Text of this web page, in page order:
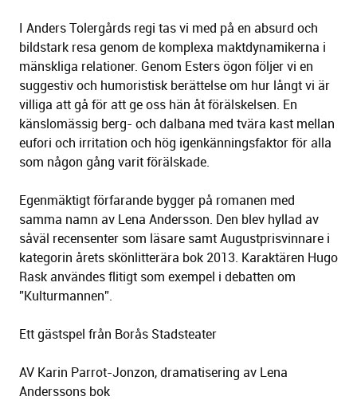
I Anders Tolergårds regi tas vi med på en absurd och
bildstark resa genom de komplexa maktdynamikerna i
mänskliga relationer. Genom Esters ögon följer vi en
suggestiv och humoristisk berättelse om hur långt vi är
villiga att gå för att ge oss hän åt förälskelsen. En
känslomässig berg- och dalbana med tvära kast mellan
eufori och irritation och hög igenkänningsfaktor för alla
som någon gång varit förälskade.
Egenmäktigt förfarande bygger på romanen med
samma namn av Lena Andersson. Den blev hyllad av
såväl recensenter som läsare samt Augustprisvinnare i
kategorin årets skönlitterära bok 2013. Karaktären Hugo
Rask användes flitigt som exempel i debatten om
”Kulturmannen”.
Ett gästspel från Borås Stadsteater
AV Karin Parrot-Jonzon, dramatisering av Lena
Anderssons bok